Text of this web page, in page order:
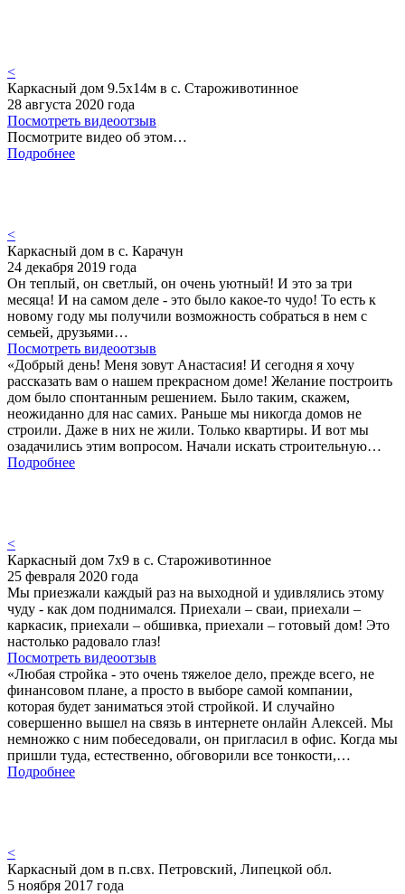
<
Каркасный дом 9.5х14м в с. Староживотинное
28 августа 2020 года
Посмотреть видеоотзыв
Посмотрите видео об этом…
Подробнее
<
Каркасный дом в с. Карачун
24 декабря 2019 года
Он теплый, он светлый, он очень уютный! И это за три
месяца! И на самом деле - это было какое-то чудо! То есть к
новому году мы получили возможность собраться в нем с
семьей, друзьями…
Посмотреть видеоотзыв
«Добрый день! Меня зовут Анастасия! И сегодня я хочу
рассказать вам о нашем прекрасном доме! Желание построить
дом было спонтанным решением. Было таким, скажем,
неожиданно для нас самих. Раньше мы никогда домов не
строили. Даже в них не жили. Только квартиры. И вот мы
озадачились этим вопросом. Начали искать строительную…
Подробнее
<
Каркасный дом 7х9 в с. Староживотинное
25 февраля 2020 года
Мы приезжали каждый раз на выходной и удивлялись этому
чуду - как дом поднимался. Приехали – сваи, приехали –
каркасик, приехали – обшивка, приехали – готовый дом! Это
настолько радовало глаз!
Посмотреть видеоотзыв
«Любая стройка - это очень тяжелое дело, прежде всего, не
финансовом плане, а просто в выборе самой компании,
которая будет заниматься этой стройкой. И случайно
совершенно вышел на связь в интернете онлайн Алексей. Мы
немножко с ним побеседовали, он пригласил в офис. Когда мы
пришли туда, естественно, обговорили все тонкости,…
Подробнее
<
Каркасный дом в п.свх. Петровский, Липецкой обл.
5 ноября 2017 года